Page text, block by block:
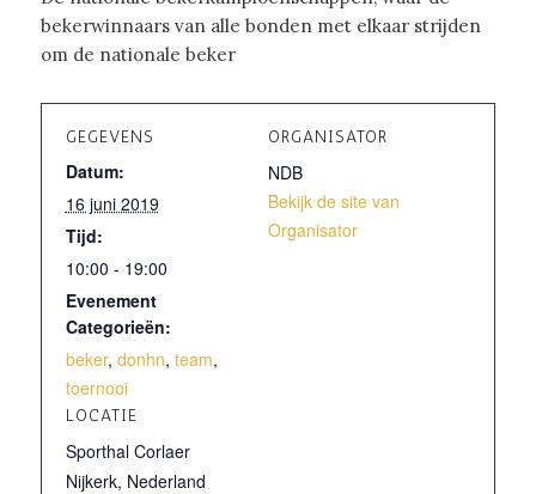
bekerwinnaars van alle bonden met elkaar strijden
om de nationale beker
GEGEVENS
Datum:
16 juni 2019
Tijd:
10:00 - 19:00
Evenement
Categorieën:
beker, donhn, team,
toernooi
LOCATIE
Sporthal Corlaer
Nijkerk, Nederland
ORGANISATOR
NDB
Bekijk de site van
Organisator